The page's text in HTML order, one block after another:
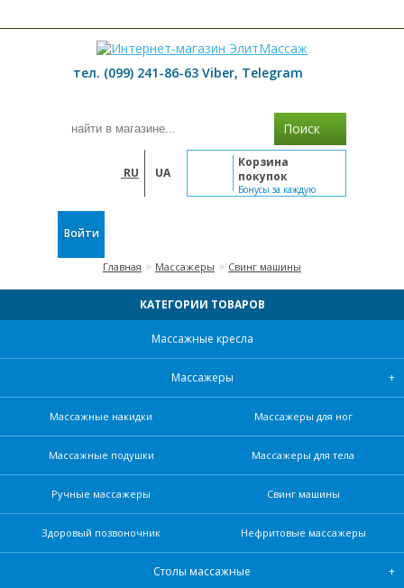
тел. (099) 241-86-63 Viber, Telegram
Поиск
RU UA
Корзина
покупок
Бонусы за каждую
покупку
Войти
Главная » Массажеры » Свинг машины
КАТЕГОРИИ ТОВАРОВ
Массажные кресла
Массажеры
Массажные накидки Массажеры для ног
Массажные подушки Массажеры для тела
Ручные массажеры Свинг машины
Здоровый позвоночник Нефритовые масcажеры
Столы массажные